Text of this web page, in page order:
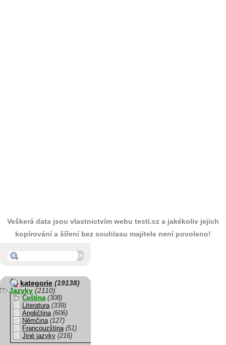
Veškerá data jsou vlastnictvím webu testi.cz a jakékoliv jejich
kopírování a šíření bez souhlasu majitele není povoleno!
kategorie (19138)
Jazyky (2110)
Čeština (308)
Literatura (339)
Angličtina (606)
Němčina (127)
Francouzština (51)
Jiné jazyky (216)